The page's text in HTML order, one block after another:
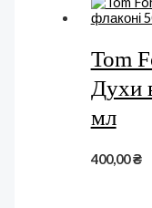
Tom
Духи
мл
400,00₴